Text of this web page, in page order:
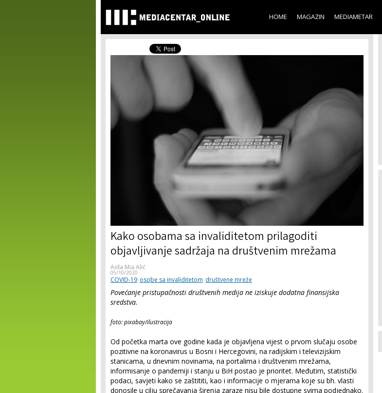
main
content
HOME MAGAZIN MEDIAMETAR
Kako osobama sa invaliditetom prilagoditi
objavljivanje sadržaja na društvenim mrežama
Aida Mia Alić
05/10/2020
COVID-19 osobe sa invaliditetom društvene mreže
Povećanje pristupačnosti društvenih medija ne iziskuje dodatna finansijska
sredstva.
foto: pixabay/ilustracija
Od početka marta ove godine kada je objavljena vijest o prvom slučaju osobe
pozitivne na koronavirus u Bosni i Hercegovini, na radijskim i televizijskim
stanicama, u dnevnim novinama, na portalima i društvenim mrežama,
informisanje o pandemiji i stanju u BiH postao je prioritet. Međutim, statistički
podaci, savjeti kako se zaštititi, kao i informacije o mjerama koje su bh. vlasti
donosile u cilju sprečavanja širenja zaraze nisu bile dostupne svima podjednako.